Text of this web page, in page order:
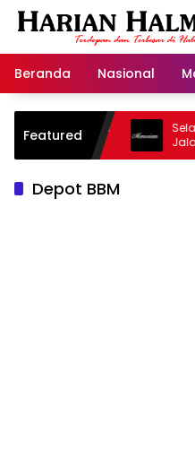
Langsung
Beranda
Nasional
Featured
Warisan
Selamat
Jalan
Depot BBM